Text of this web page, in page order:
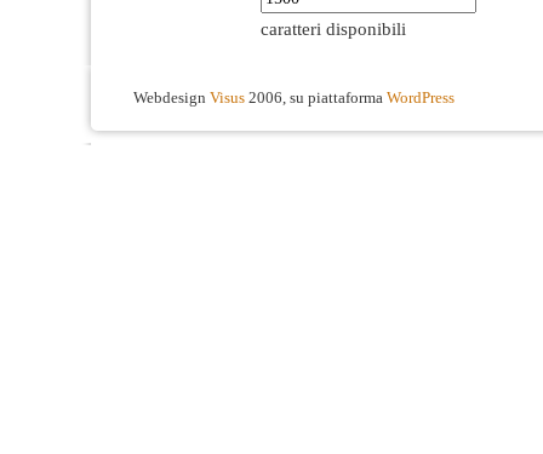
caratteri disponibili
Webdesign Visus 2006, su piattaforma WordPress